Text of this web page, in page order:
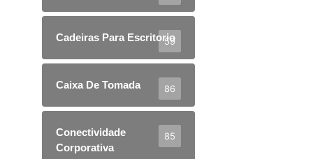
Cadeiras Para Escritorio
59
Caixa De Tomada 86
Conectividade
Corporativa
85